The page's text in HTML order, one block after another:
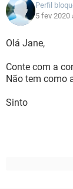
Perfil
5 fev 2020
Olá Jane,
Conte com a
Não tem como
Sinto